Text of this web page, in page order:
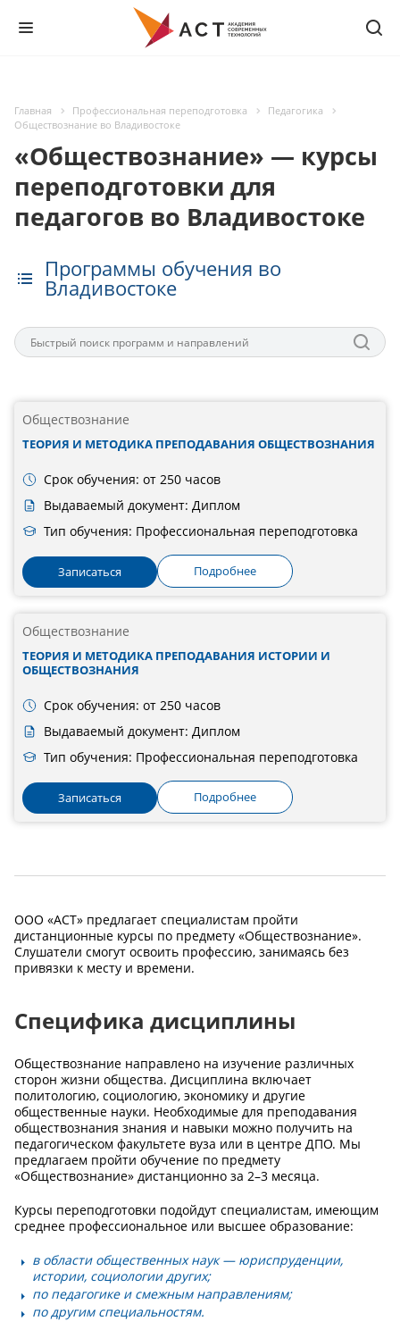
Главная Профессиональная переподготовка
Педагогика
Обществознание во Владивостоке
«Обществознание» — курсы
переподготовки для
педагогов во Владивостоке
Программы обучения во
Владивостоке
Обществознание
ТЕОРИЯ И МЕТОДИКА ПРЕПОДАВАНИЯ ОБЩЕСТВОЗНАНИЯ
Срок обучения: от 250 часов
Выдаваемый документ: Диплом
Тип обучения: Профессиональная переподготовка
Записаться Подробнее
Обществознание
ТЕОРИЯ И МЕТОДИКА ПРЕПОДАВАНИЯ ИСТОРИИ И
ОБЩЕСТВОЗНАНИЯ
Срок обучения: от 250 часов
Выдаваемый документ: Диплом
Тип обучения: Профессиональная переподготовка
Записаться Подробнее
ООО «АСТ» предлагает специалистам пройти
дистанционные курсы по предмету «Обществознание».
Слушатели смогут освоить профессию, занимаясь без
привязки к месту и времени.
Специфика дисциплины
Обществознание направлено на изучение различных
сторон жизни общества. Дисциплина включает
политологию, социологию, экономику и другие
общественные науки. Необходимые для преподавания
обществознания знания и навыки можно получить на
педагогическом факультете вуза или в центре ДПО. Мы
предлагаем пройти обучение по предмету
«Обществознание» дистанционно за 2–3 месяца.
Курсы переподготовки подойдут специалистам, имеющим
среднее профессиональное или высшее образование:
в области общественных наук — юриспруденции,
истории, социологии других;
по педагогике и смежным направлениям;
по другим специальностям.